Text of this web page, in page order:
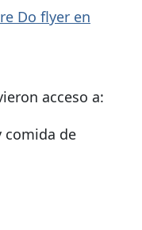
Do flyer en
acceso a:
comida de